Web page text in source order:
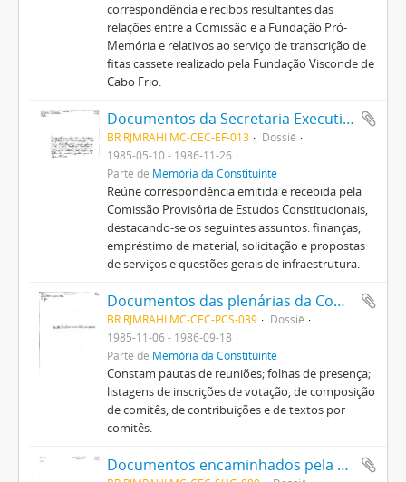
correspondência e recibos resultantes das
relações entre a Comissão e a Fundação Pró-
Memória e relativos ao serviço de transcrição de
fitas cassete realizado pela Fundação Visconde de
Cabo Frio.
Documentos da Secretaria Executiva da Comissão Provisória de Estudos Constitucionais
BR RJMRAHI MC-CEC-EF-013
Dossiê
1985-05-10 - 1986-11-26
Parte de Memória da Constituinte
Reúne correspondência emitida e recebida pela
Comissão Provisória de Estudos Constitucionais,
destacando-se os seguintes assuntos: finanças,
empréstimo de material, solicitação e propostas
de serviços e questões gerais de infraestrutura.
Documentos das plenárias da Comissão Provisória de Estudos Constitucionais e relativos aos trabalhos dos comitês temáticos
BR RJMRAHI MC-CEC-PCS-039
Dossiê
1985-11-06 - 1986-09-18
Parte de Memória da Constituinte
Constam pautas de reuniões; folhas de presença;
listagens de inscrições de votação, de composição
de comitês, de contribuições e de textos por
comitês.
Documentos encaminhados pela população em geral